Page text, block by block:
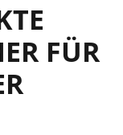
FÜR